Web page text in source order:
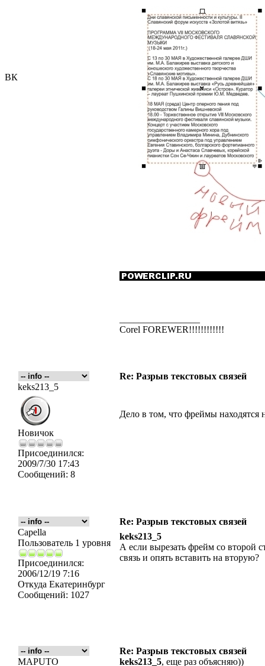
ВК
Corel FOREWER!!!!!!!!!!!!
Re: Разрыв текстовых связей
keks213_5
Новичок
Присоединился:
2009/7/30 17:43
Сообщений: 8
Дело в том, что фреймы
Re: Разрыв текстовых связей
Capella
Пользователь 1 уровня
Присоединился:
2006/12/19 7:16
Откуда Екатеринбург
Сообщений: 1027
keks213_5
А если вырезать фрейм со второй
связь и опять вставить на вторую?
Re: Разрыв текстовых связей
MAPUTO
keks213_5, еще раз объясняю))